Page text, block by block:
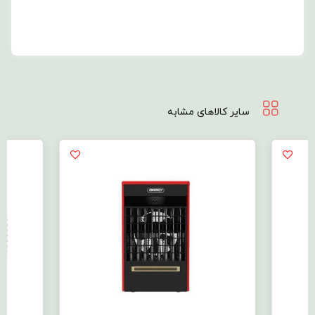
شهرسازی،
بر
کیفیت
سایر کالاهای مشابه